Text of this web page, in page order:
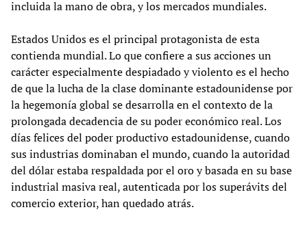
incluida la mano de obra, y los mercados mundiales.
Estados Unidos es el principal protagonista de esta
contienda mundial. Lo que confiere a sus acciones un
carácter especialmente despiadado y violento es el hecho
de que la lucha de la clase dominante estadounidense por
la hegemonía global se desarrolla en el contexto de la
prolongada decadencia de su poder económico real. Los
días felices del poder productivo estadounidense, cuando
sus industrias dominaban el mundo, cuando la autoridad
del dólar estaba respaldada por el oro y basada en su base
industrial masiva real, autenticada por los superávits del
comercio exterior, han quedado atrás.